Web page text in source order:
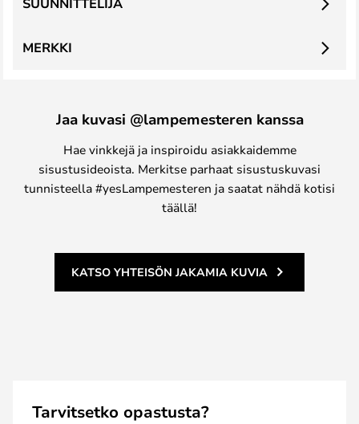
MERKKI
Jaa kuvasi @lampemesteren kanssa
Hae vinkkejä ja inspiroidu asiakkaidemme
sisustusideoista. Merkitse parhaat sisustuskuvasi
tunnisteella #yesLampemesteren ja saatat nähdä kotisi
täällä!
KATSO YHTEISÖN JAKAMIA KUVIA
Tarvitsetko opastusta?